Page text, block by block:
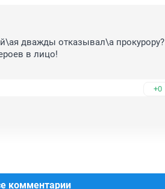
дважды отказывал\а прокурору?
в лицо!
+0
комментарии